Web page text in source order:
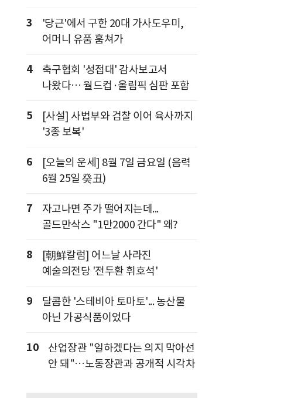
3
'당근'에서 구한 20대 가사도우미,
어머니 유품 훔쳐가
4
축구협회 '성접대' 감사보고서
나왔다… 월드컵·올림픽 심판 포함
5
[사설] 사법부와 검찰 이어 육사까지
'3종 보복'
6
[오늘의 운세] 8월 7일 금요일 (음력
6월 25일 癸丑)
7
자고나면 주가 떨어지는데...
골드만삭스 "1만2000 간다" 왜?
8
[朝鮮칼럼] 어느날 사라진
예술의전당 '전두환 휘호석'
9
달콤한 '스테비아 토마토'... 농산물
아닌 가공식품이었다
10
산업장관 "일하겠다는 의지 막아선
안 돼"…노동장관과 공개적 시각차